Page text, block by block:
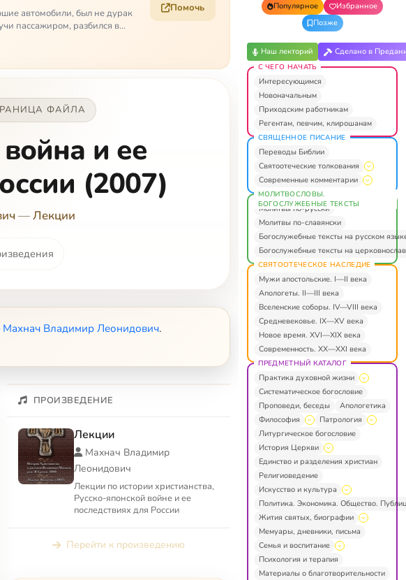
автомобили, был не дурак
пассажиром, разбился в
Помочь
ФАЙЛА
и ее
(2007)
—Лекции
Махнач Владимир Леонидович.
ПРОИЗВЕДЕНИЕ
Лекции
Махнач Владимир
Леонидович
Лекции по истории христианства,
Русско-японской войне и ее
последствиях для России
Перейти к произведению
Популярное
Избранное
Позже
Наш лекторий Сделано в
С ЧЕГО НАЧАТЬ
Интересующимся
Новоначальным
Приходским работникам
Регентам, певчим, клирошанам
СВЯЩЕННОЕ ПИСАНИЕ
Переводы Библии
Святоотеческие толкования
Современные комментарии
МОЛИТВОСЛОВЫ.
БОГОСЛУЖЕБНЫЕ ТЕКСТЫ
Молитвы по-русски
Молитвы по-славянски
Богослужебные тексты на русском
Богослужебные тексты на
СВЯТООТЕЧЕСКОЕ НАСЛЕДИЕ
Мужи апостольские. I—II века
Апологеты. II—III века
Вселенские соборы. IV—VIII века
Средневековье. IX—XV века
Новое время. XVI—XIX века
Современность. XX—XXI века
ПРЕДМЕТНЫЙ КАТАЛОГ
Практика духовной жизни
Систематическое богословие
Проповеди, беседы
Апологетика
Философия
Патрология
Литургическое богословие
История Церкви
Единство и разделения христиан
Религиоведение
Искусство и культура
Политика. Экономика. Общество.
Жития святых, биографии
Мемуары, дневники, письма
Семья и воспитание
Психология и терапия
Материалы о благотворительности